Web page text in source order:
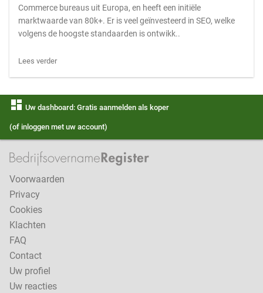
Commerce bureaus uit Europa, en heeft een initiële
marktwaarde van 80k+. Er is veel geïnvesteerd in SEO, welke
volgens de hoogste standaarden is ontwikk..
Lees verder
dashboard Uw dashboard: Gratis aanmelden als koper
(of inloggen met uw account)
Voorwaarden
Privacy
Cookies
Klachten
FAQ
Contact
Uw profiel
Uw reacties